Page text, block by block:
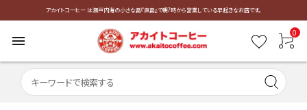
アカイトコーヒー は瀬戸内海の小さな島『直島』で朝7時から営業している早起きなお店です。
menu
0